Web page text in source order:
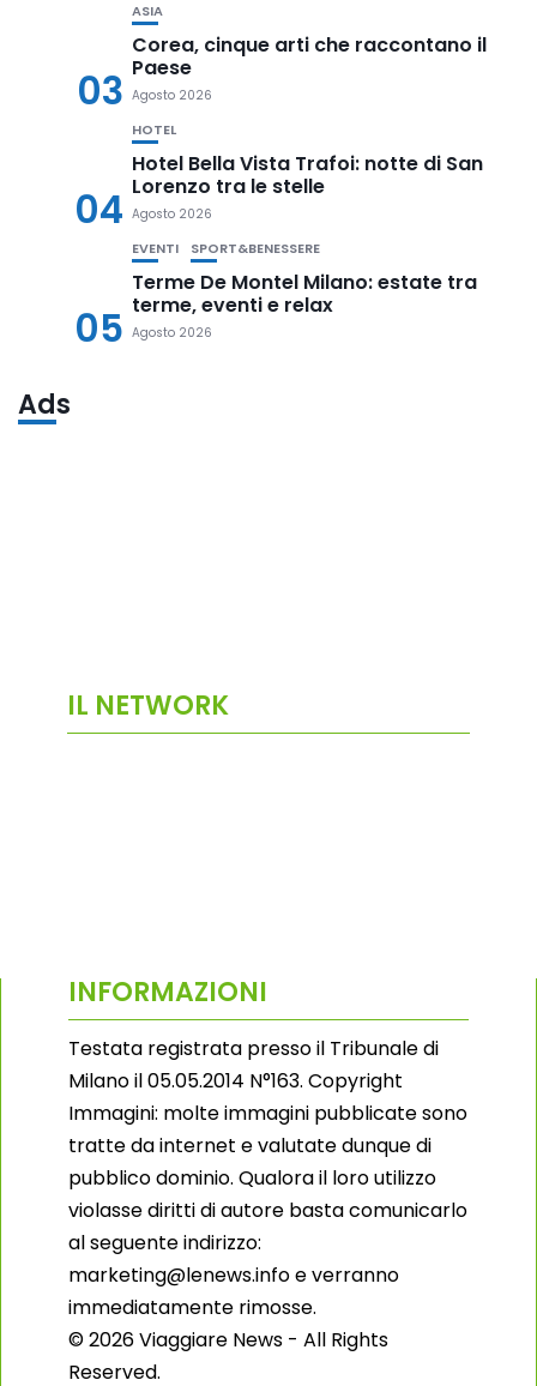
03
ASIA
Corea, cinque arti che raccontano il
Paese
Agosto 2026
04
HOTEL
Hotel Bella Vista Trafoi: notte di San
Lorenzo tra le stelle
Agosto 2026
05
EVENTI SPORT&BENESSERE
Terme De Montel Milano: estate tra
terme, eventi e relax
Agosto 2026
Ads
IL NETWORK
INFORMAZIONI
Testata registrata presso il Tribunale di
Milano il 05.05.2014 N°163. Copyright
Immagini: molte immagini pubblicate sono
tratte da internet e valutate dunque di
pubblico dominio. Qualora il loro utilizzo
violasse diritti di autore basta comunicarlo
al seguente indirizzo:
marketing@lenews.info e verranno
immediatamente rimosse.
© 2026 Viaggiare News - All Rights
Reserved.